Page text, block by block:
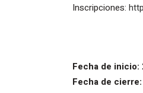
Inscripciones:
Fecha de inicio:
Fecha de cierre: